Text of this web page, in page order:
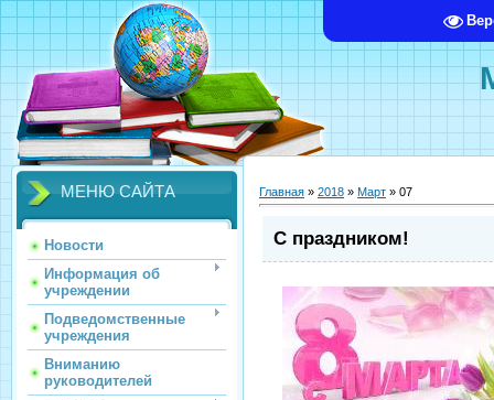
МЕНЮ САЙТА
Новости
Информация об
учреждении
Подведомственные
учреждения
Вниманию
руководителей
Главная » 2018 » Март » 07
С праздником!